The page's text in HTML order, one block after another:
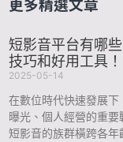
更多精選文章
短影音平台有哪
技巧和好用工具！
2025-05-14
在數位時代快速發展
曝光、個人經營的重
短影音的族群橫跨各